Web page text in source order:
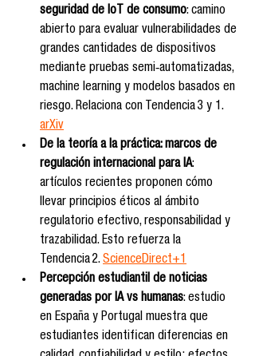
seguridad de IoT de consumo: camino
abierto para evaluar vulnerabilidades de
grandes cantidades de dispositivos
mediante pruebas semi‑automatizadas,
machine learning y modelos basados en
riesgo. Relaciona con Tendencia 3 y 1.
arXiv
De la teoría a la práctica: marcos de
regulación internacional para IA:
artículos recientes proponen cómo
llevar principios éticos al ámbito
regulatorio efectivo, responsabilidad y
trazabilidad. Esto refuerza la
Tendencia 2. ScienceDirect+1
Percepción estudiantil de noticias
generadas por IA vs humanas: estudio
en España y Portugal muestra que
estudiantes identifican diferencias en